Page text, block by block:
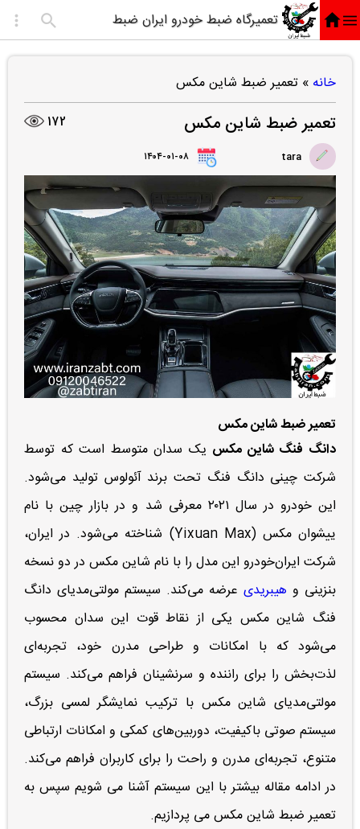
تعمیرگاه ضبط خودرو ایران ضبط
خانه » تعمیر ضبط شاین مکس
تعمیر ضبط شاین مکس 172
tara ۱۴۰۴-۰۱-۰۸
تعمیر ضبط شاین مکس
دانگ فنگ شاین مکس یک سدان متوسط است که توسط
شرکت چینی دانگ فنگ تحت برند آئولوس تولید می‌شود.
این خودرو در سال ۲۰۲۱ معرفی شد و در بازار چین با نام
ییشوان مکس (Yixuan Max) شناخته می‌شود.
در ایران،
شرکت ایران‌خودرو این مدل را با نام شاین مکس در دو نسخه
بنزینی و هیبریدی عرضه می‌کند. سیستم مولتی‌مدیای دانگ
فنگ شاین مکس یکی از نقاط قوت این سدان محسوب
می‌شود که با امکانات و طراحی مدرن خود، تجربه‌ای
لذت‌بخش را برای راننده و سرنشینان فراهم می‌کند. سیستم
مولتی‌مدیای شاین مکس با ترکیب نمایشگر لمسی بزرگ،
سیستم صوتی باکیفیت، دوربین‌های کمکی و امکانات ارتباطی
متنوع، تجربه‌ای مدرن و راحت را برای کاربران فراهم می‌کند.
در ادامه مقاله بیشتر با این سیستم آشنا می شویم سپس به
تعمیر ضبط شاین مکس می پردازیم.